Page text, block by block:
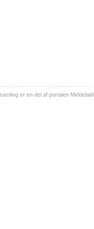
er en del af portalen